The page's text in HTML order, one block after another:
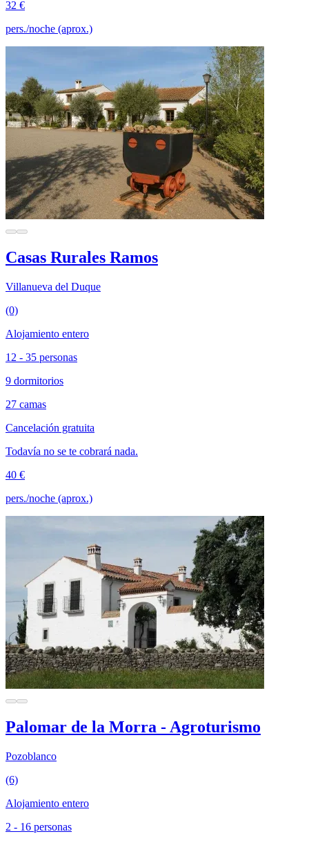
32 €
pers./noche (aprox.)
Casas Rurales Ramos
Villanueva del Duque
(0)
Alojamiento entero
12 - 35 personas
9 dormitorios
27 camas
Cancelación gratuita
Todavía no se te cobrará nada.
40 €
pers./noche (aprox.)
Palomar de la Morra - Agroturismo
Pozoblanco
(6)
Alojamiento entero
2 - 16 personas